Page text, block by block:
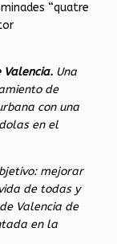
“quatre
Valencia. Una
de
con una
en el
mejorar
de todas y
Valencia de
en la